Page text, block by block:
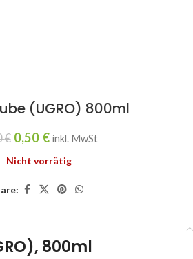
(UGRO) 800ml
€ 0,50 € inkl. MwSt
Nicht vorrätig
800ml